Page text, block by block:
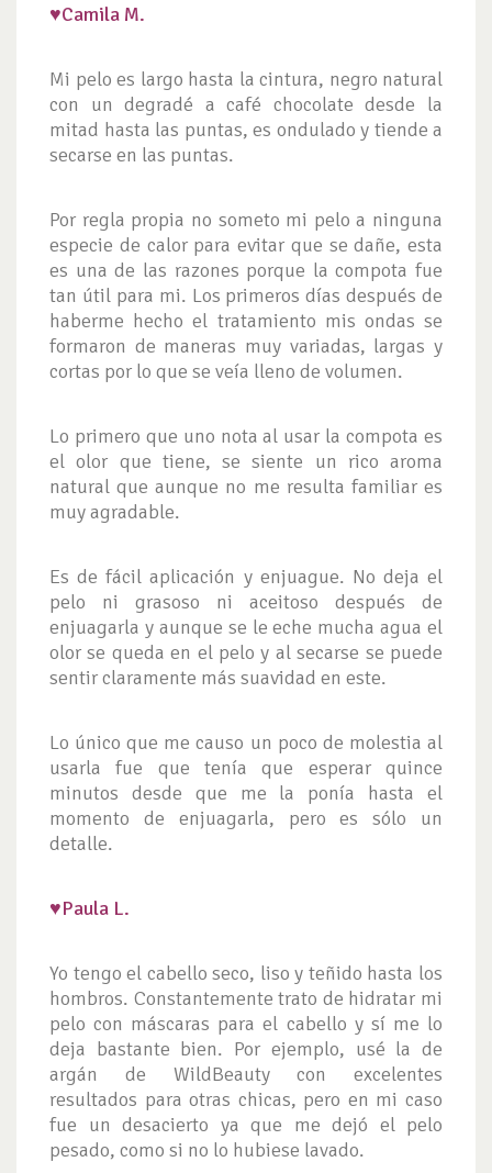
♥Camila M.
Mi pelo es largo hasta la cintura, negro natural
con un degradé a café chocolate desde la
mitad hasta las puntas, es ondulado y tiende a
secarse en las puntas.
Por regla propia no someto mi pelo a ninguna
especie de calor para evitar que se dañe, esta
es una de las razones porque la compota fue
tan útil para mi. Los primeros días después de
haberme hecho el tratamiento mis ondas se
formaron de maneras muy variadas, largas y
cortas por lo que se veía lleno de volumen.
Lo primero que uno nota al usar la compota es
el olor que tiene, se siente un rico aroma
natural que aunque no me resulta familiar es
muy agradable.
Es de fácil aplicación y enjuague. No deja el
pelo ni grasoso ni aceitoso después de
enjuagarla y aunque se le eche mucha agua el
olor se queda en el pelo y al secarse se puede
sentir claramente más suavidad en este.
Lo único que me causo un poco de molestia al
usarla fue que tenía que esperar quince
minutos desde que me la ponía hasta el
momento de enjuagarla, pero es sólo un
detalle.
♥Paula L.
Yo tengo el cabello seco, liso y teñido hasta los
hombros. Constantemente trato de hidratar mi
pelo con máscaras para el cabello y sí me lo
deja bastante bien. Por ejemplo, usé la de
argán de WildBeauty con excelentes
resultados para otras chicas, pero en mi caso
fue un desacierto ya que me dejó el pelo
pesado, como si no lo hubiese lavado.